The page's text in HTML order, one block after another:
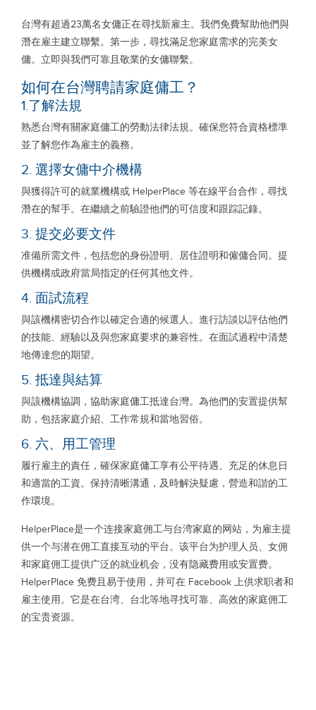
台灣有超過23萬名女傭正在尋找新雇主。我們免費幫助他們與
潛在雇主建立聯繫。第一步，尋找滿足您家庭需求的完美女
傭。立即與我們可靠且敬業的女傭聯繫。
如何在台灣聘請家庭傭工？
1.了解法規
熟悉台灣有關家庭傭工的勞動法律法規。確保您符合資格標準
並了解您作為雇主的義務。
2. 選擇女傭中介機構
與獲得許可的就業機構或 HelperPlace 等在線平台合作，尋找
潛在的幫手。在繼續之前驗證他們的可信度和跟踪記錄。
3. 提交必要文件
准備所需文件，包括您的身份證明、居住證明和僱傭合同。提
供機構或政府當局指定的任何其他文件。
4. 面試流程
與該機構密切合作以確定合適的候選人。進行訪談以評估他們
的技能、經驗以及與您家庭要求的兼容性。在面試過程中清楚
地傳達您的期望。
5. 抵達與結算
與該機構協調，協助家庭傭工抵達台灣。為他們的安置提供幫
助，包括家庭介紹、工作常規和當地習俗。
6. 六、用工管理
履行雇主的責任，確保家庭傭工享有公平待遇、充足的休息日
和適當的工資。保持清晰溝通，及時解決疑慮，營造和諧的工
作環境。
HelperPlace是一个连接家庭佣工与台湾家庭的网站，为雇主提
供一个与潜在佣工直接互动的平台。该平台为护理人员、女佣
和家庭佣工提供广泛的就业机会，没有隐藏费用或安置费。
HelperPlace 免费且易于使用，并可在 Facebook 上供求职者和
雇主使用。它是在台湾、台北等地寻找可靠、高效的家庭佣工
的宝贵资源。